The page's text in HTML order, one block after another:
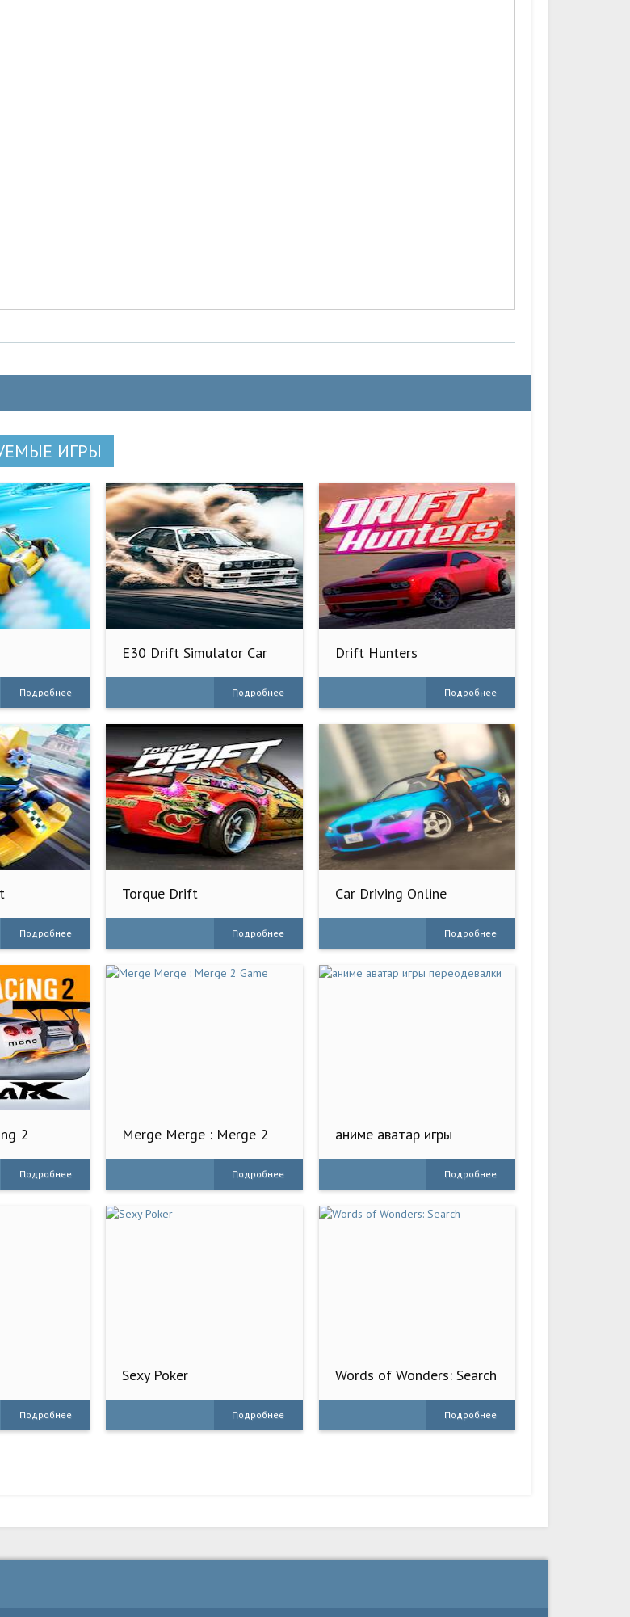
ИГРЫ
Подробнее
E30 Drift Simulator Car
Подробнее
Drift Hunters
Подробнее
Подробнее
Torque Drift
Подробнее
Car Driving Online
Подробнее
2
Подробнее
Merge Merge : Merge 2
Подробнее
аниме аватар игры
Подробнее
Подробнее
Sexy Poker
Подробнее
Words of Wonders: Search
Подробнее